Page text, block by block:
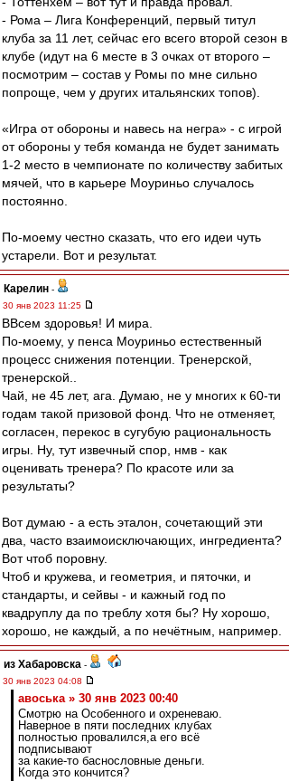
- Рома – Лига Конференций, первый титул
клуба за 11 лет, сейчас его всего второй сезон в
клубе (идут на 6 месте в 3 очках от второго –
посмотрим – состав у Ромы по мне сильно
попроще, чем у других итальянских топов).
«Игра от обороны и навесь на негра» - с игрой
от обороны у тебя команда не будет занимать
1-2 место в чемпионате по количеству забитых
мячей, что в карьере Моуриньо случалось
постоянно.
По-моему честно сказать, что его идеи чуть
устарели. Вот и результат.
Карелин -
30 янв 2023 11:25
ВВсем здоровья! И мира.
По-моему, у пенса Моуриньо естественный
процесс снижения потенции. Тренерской,
тренерской..
Чай, не 45 лет, ага. Думаю, не у многих к 60-ти
годам такой призовой фонд. Что не отменяет,
согласен, перекос в сугубую рациональность
игры. Ну, тут извечный спор, нмв - как
оценивать тренера? По красоте или за
результаты?
Вот думаю - а есть эталон, сочетающий эти
два, часто взаимоисключающих, ингредиента?
Вот чтоб поровну.
Чтоб и кружева, и геометрия, и пяточки, и
стандарты, и сейвы - и кажный год по
квадруплу да по треблу хотя бы? Ну хорошо,
хорошо, не каждый, а по нечётным, например.
из Хабаровска -
30 янв 2023 04:08
авоська » 30 янв 2023 00:40
Смотрю на Особенного и охреневаю.
Наверное в пяти последних клубах
полностью провалился,а его всё
подписывают
за какие-то баснословные деньги.
Когда это кончится?